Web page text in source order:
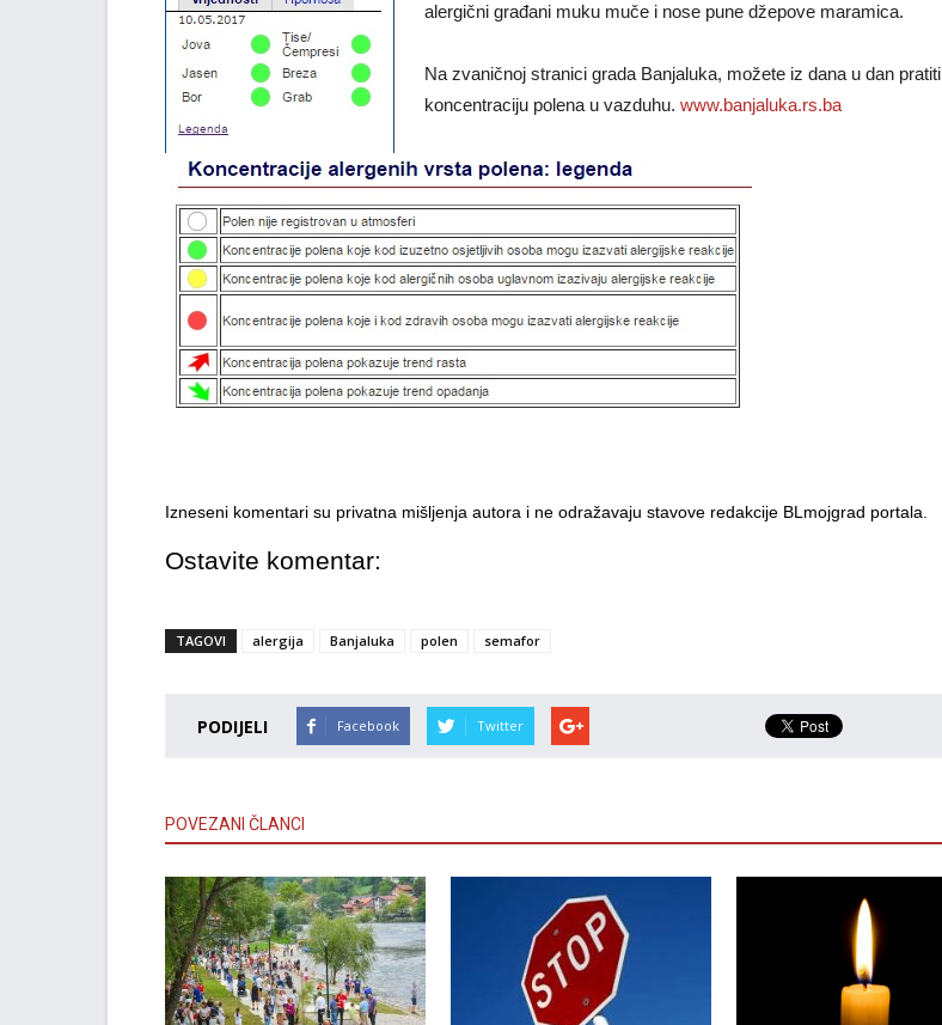
alergični građani muku muče i nose pune džepove maramica.
Na zvaničnoj stranici grada Banjaluka, možete iz dana u dan pratiti
koncentraciju polena u vazduhu. www.banjaluka.rs.ba
Izneseni komentari su privatna mišljenja autora i ne odražavaju stavove redakcije BLmojgrad portala.
Ostavite komentar:
TAGOVI alergija Banjaluka polen semafor
PODIJELI Facebook Twitter
POVEZANI ČLANCI